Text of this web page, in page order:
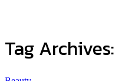
Tag Archives: